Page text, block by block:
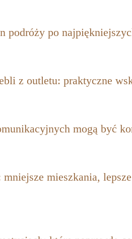
podróży po
z outletu: praktyczne
mogą być
mieszkania,